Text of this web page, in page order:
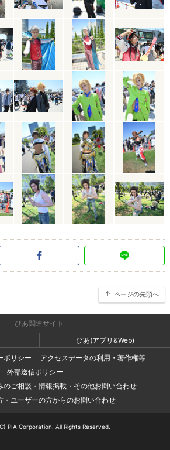
ページの先頭へ
ぴあ関連サイト
ぴあ(アプリ&Web)
ポリシー
アクセスデータの利用・著作権等
外部送信ポリシー
のご相談・情報掲載・その他お問い合わせ
・ユーザーの方からのお問い合わせ
PIA Corporation. All Rights Reserved.